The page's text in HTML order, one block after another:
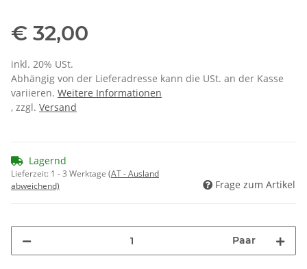
€ 32,00
inkl. 20% USt.
Abhängig von der Lieferadresse kann die USt. an der Kasse
variieren. Weitere Informationen
, zzgl. Versand
Lagernd
Lieferzeit: 1 - 3 Werktage (AT - Ausland
abweichend)
Frage zum Artikel
Paar